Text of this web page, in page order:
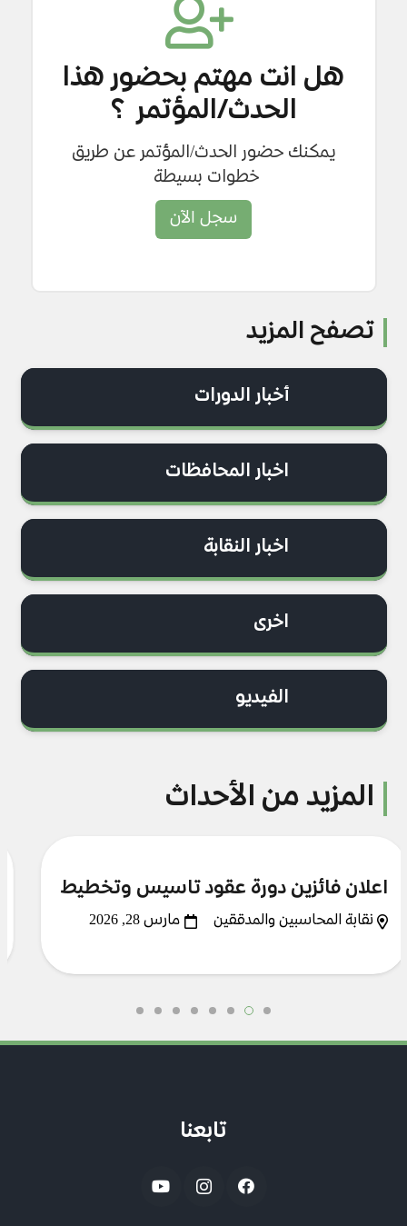
هل انت مهتم بحضور هذا
الحدث/المؤتمر ؟
يمكنك حضور الحدث/المؤتمر عن طريق
خطوات بسيطة
سجل الآن
تصفح المزيد
أخبار الدورات
اخبار المحافظات
اخبار النقابة
اخرى
الفيديو
المزيد من الأحداث
اعلان نتائج دورة النظام المحاسبي الموحد
وفق معايير المحاسبة والابلاغ المالي
الدولية (المجموعة الثامنة)
تابعنا